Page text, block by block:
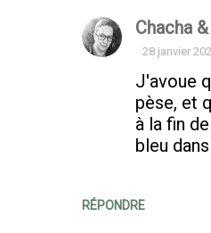
RÉPONDRE
Chacha
28 janvier
J'avoue
pèse, et
à la fin
bleu